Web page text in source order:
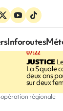
Inforoutes
07:22
JUSTICE
La Squale
deux ans
sur deux
régionale